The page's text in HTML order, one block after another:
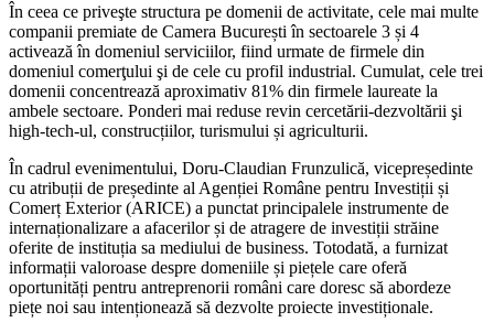
În ceea ce priveşte structura pe domenii de activitate, cele mai multe
companii premiate de Camera București în sectoarele 3 și 4
activează în domeniul serviciilor, fiind urmate de firmele din
domeniul comerţului şi de cele cu profil industrial. Cumulat, cele trei
domenii concentrează aproximativ 81% din firmele laureate la
ambele sectoare. Ponderi mai reduse revin cercetării-dezvoltării şi
high-tech-ul, construcțiilor, turismului și agriculturii.
În cadrul evenimentului, Doru-Claudian Frunzulică, vicepreședinte
cu atribuții de președinte al Agenției Române pentru Investiții și
Comerț Exterior (ARICE) a punctat principalele instrumente de
internaționalizare a afacerilor și de atragere de investiții străine
oferite de instituția sa mediului de business. Totodată, a furnizat
informații valoroase despre domeniile și piețele care oferă
oportunități pentru antreprenorii români care doresc să abordeze
piețe noi sau intenționează să dezvolte proiecte investiționale.